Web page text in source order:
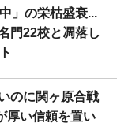
」の栄枯盛衰...
門22校と凋落し
のに関ヶ原合戦
厚い信頼を置い